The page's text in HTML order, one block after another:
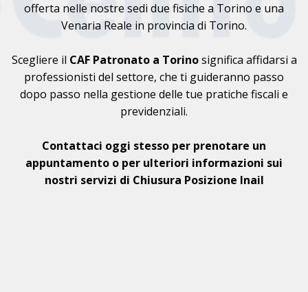
offerta nelle nostre sedi due fisiche a Torino e una
Venaria Reale in provincia di Torino.
Scegliere il CAF Patronato a Torinosignifica affidarsi a
professionisti del settore, che ti guideranno passo
dopo passo nella gestione delle tue pratiche fiscali e
previdenziali.
Contattaci oggi stesso per prenotare un
appuntamento o per ulteriori informazioni sui
nostri servizi di Chiusura Posizione Inail